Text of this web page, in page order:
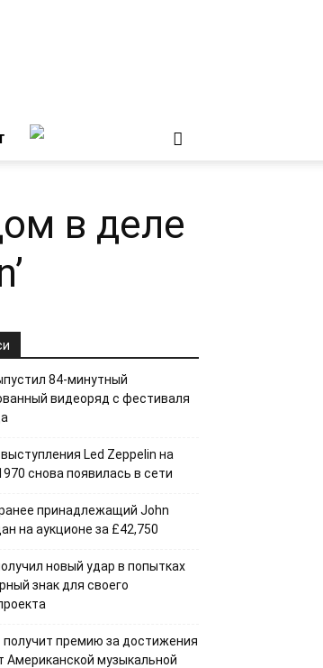
в деле
84-минутный
видеоряд с фестиваля
Led Zeppelin на
снова появилась в сети
принадлежащий John
на аукционе за £42,750
новый удар в попытках
знак для своего
получит премию за достижения
Американской музыкальной